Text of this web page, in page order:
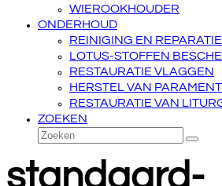
WIEROOKHOUDER
ONDERHOUD
REINIGING EN REPARATIE
LOTUS-STOFFEN
RESTAURATIE VLAGGEN
HERSTEL VAN
RESTAURATIE VAN
ZOEKEN
Zoeken
standaard-